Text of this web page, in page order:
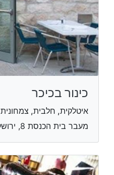
כינור בכיכר
איטלקית, חלבית, צמחונית
מעבר בית הכנסת 8, ירושלים